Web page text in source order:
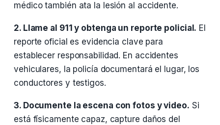
médico también ata la lesión al accidente.
2. Llame al 911 y obtenga un reporte policial. El
reporte oficial es evidencia clave para
establecer responsabilidad. En accidentes
vehiculares, la policía documentará el lugar, los
conductores y testigos.
3. Documente la escena con fotos y video. Si
está físicamente capaz, capture daños del